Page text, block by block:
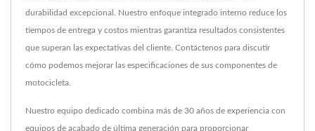
durabilidad excepcional. Nuestro enfoque integrado interno reduce los
tiempos de entrega y costos mientras garantiza resultados consistentes
que superan las expectativas del cliente. Contáctenos para discutir
cómo podemos mejorar las especificaciones de sus componentes de
motocicleta.
Nuestro equipo dedicado combina más de 30 años de experiencia con
equipos de acabado de última generación para proporcionar